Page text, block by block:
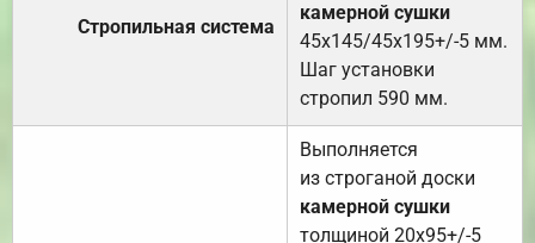
Стропильная система
камерной сушки
45х145/45х195+/-5 мм.
Шаг установки
стропил 590 мм.
Выполняется
из строганой доски
камерной сушки
толщиной 20х95+/-5